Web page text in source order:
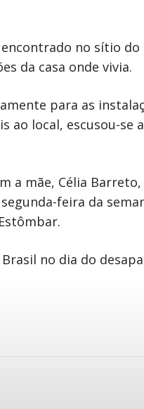
no sítio
da casa onde vivia.
para as
ao local, escusou-
a mãe, Célia
feira da
no dia do